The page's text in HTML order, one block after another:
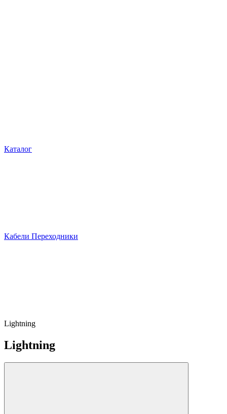
Каталог
Кабели Переходники
Lightning
Lightning